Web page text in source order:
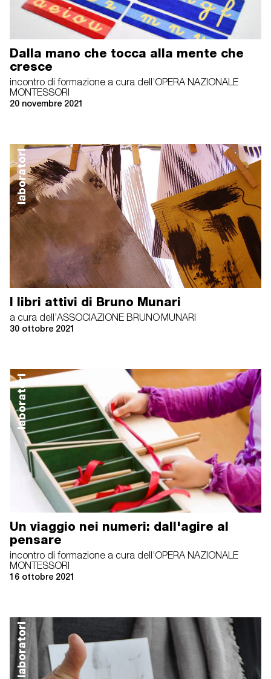
Dalla mano che tocca alla mente che
cresce
incontro di formazione a cura dell’OPERA NAZIONALE
MONTESSORI
20 novembre 2021
laboratori
I libri attivi di Bruno Munari
a cura dell’ASSOCIAZIONE BRUNO MUNARI
30 ottobre 2021
laboratori
Un viaggio nei numeri: dall'agire al
pensare
incontro di formazione a cura dell’OPERA NAZIONALE
MONTESSORI
16 ottobre 2021
laboratori